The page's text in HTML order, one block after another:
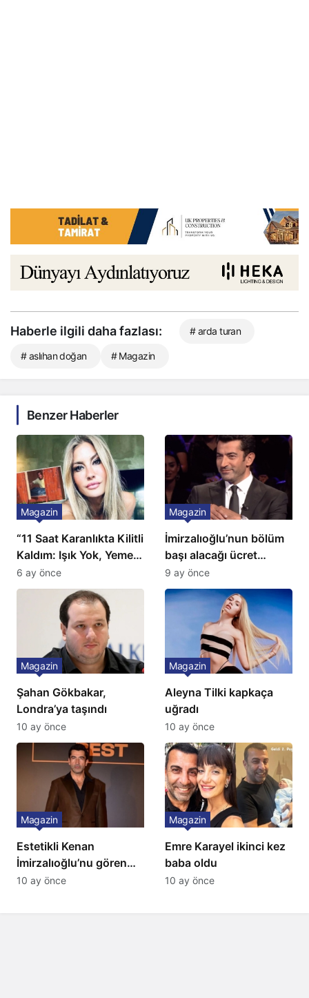
Haberle ilgili daha fazlası: # arda turan
# aslıhan doğan # Magazin
Benzer Haberler
“11 Saat Karanlıkta Kilitli
Kaldım: Işık Yok, Yemek
Yok, Tuvalet Yok!”
Çağla Şikel’den Şok
Magazin
6 ay önce
İmirzalıoğlu’nun bölüm
başı alacağı ücret
Türkiye’de bir ilk:
Gözünü 2 ilçeye dikti!
Magazin
9 ay önce
Şahan Gökbakar,
Londra’ya taşındı
Magazin
10 ay önce
Aleyna Tilki kapkaça
uğradı
Magazin
10 ay önce
Estetikli Kenan
İmirzalıoğlu’nu gören
tanıyamıyor: Son hali
Magazin
10 ay önce
Emre Karayel ikinci kez
baba oldu
Magazin
10 ay önce